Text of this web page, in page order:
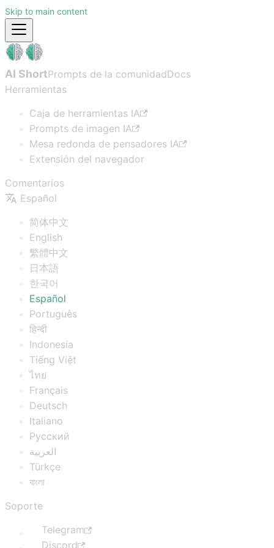
Skip to main content
AI ShortPrompts de la comunidadDocs
Herramientas
Caja de herramientas IA
Prompts de imagen IA
Mesa redonda de pensadores IA
Extensión del navegador
Comentarios
Español
简体中文
English
繁體中文
日本語
한국어
Español
Português
हिन्दी
Indonesia
Tiếng Việt
ไทย
Français
Deutsch
Italiano
Русский
العربية
Türkçe
বাংলা
Soporte
Telegram
Discord